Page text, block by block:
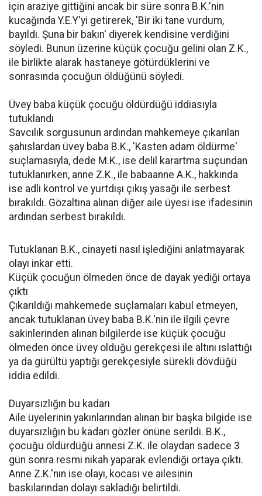
için araziye gittiğini ancak bir süre sonra B.K.'nin
kucağında Y.E.Y'yi getirerek, 'Bir iki tane vurdum,
bayıldı. Şuna bir bakın' diyerek kendisine verdiğini
söyledi. Bunun üzerine küçük çocuğu gelini olan Z.K.,
ile birlikte alarak hastaneye götürdüklerini ve
sonrasında çocuğun öldüğünü söyledi.
Üvey baba küçük çocuğu öldürdüğü iddiasıyla
tutuklandı
Savcılık sorgusunun ardından mahkemeye çıkarılan
şahıslardan üvey baba B.K., 'Kasten adam öldürme'
suçlamasıyla, dede M.K., ise delil karartma suçundan
tutuklanırken, anne Z.K., ile babaanne A.K., hakkında
ise adli kontrol ve yurtdışı çıkış yasağı ile serbest
bırakıldı. Gözaltına alınan diğer aile üyesi ise ifadesinin
ardından serbest bırakıldı.
Tutuklanan B.K., cinayeti nasıl işlediğini anlatmayarak
olayı inkar etti.
Küçük çocuğun ölmeden önce de dayak yediği ortaya
çıktı
Çıkarıldığı mahkemede suçlamaları kabul etmeyen,
ancak tutuklanan üvey baba B.K.'nin ile ilgili çevre
sakinlerinden alınan bilgilerde ise küçük çocuğu
ölmeden önce üvey olduğu gerekçesi ile altını ıslattığı
ya da gürültü yaptığı gerekçesiyle sürekli dövdüğü
iddia edildi.
Duyarsızlığın bu kadarı
Aile üyelerinin yakınlarından alınan bir başka bilgide ise
duyarsızlığın bu kadarı gözler önüne serildi. B.K.,
çocuğu öldürdüğü annesi Z.K. ile olaydan sadece 3
gün sonra resmi nikah yaparak evlendiği ortaya çıktı.
Anne Z.K.'nın ise olayı, kocası ve ailesinin
baskılarından dolayı sakladığı belirtildi.